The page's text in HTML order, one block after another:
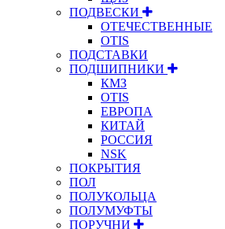
ПОДВЕСКИ
ОТЕЧЕСТВЕННЫЕ
OTIS
ПОДСТАВКИ
ПОДШИПНИКИ
КМЗ
OTIS
ЕВРОПА
КИТАЙ
РОССИЯ
NSK
ПОКРЫТИЯ
ПОЛ
ПОЛУКОЛЬЦА
ПОЛУМУФТЫ
ПОРУЧНИ